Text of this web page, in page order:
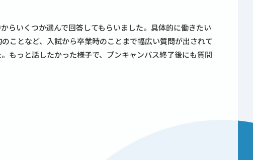
らいくつか選んで回答してもらいました。具体的に働きたい
ことなど、入試から卒業時のことまで幅広い質問が出されて
もっと話したかった様子で、プンキャンパス終了後にも質問